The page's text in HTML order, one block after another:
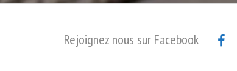
Rejoignez nous sur Facebook